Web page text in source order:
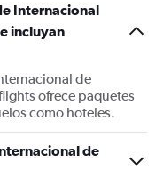
Internacional
incluyan
de
ofrece paquetes
como hoteles.
de